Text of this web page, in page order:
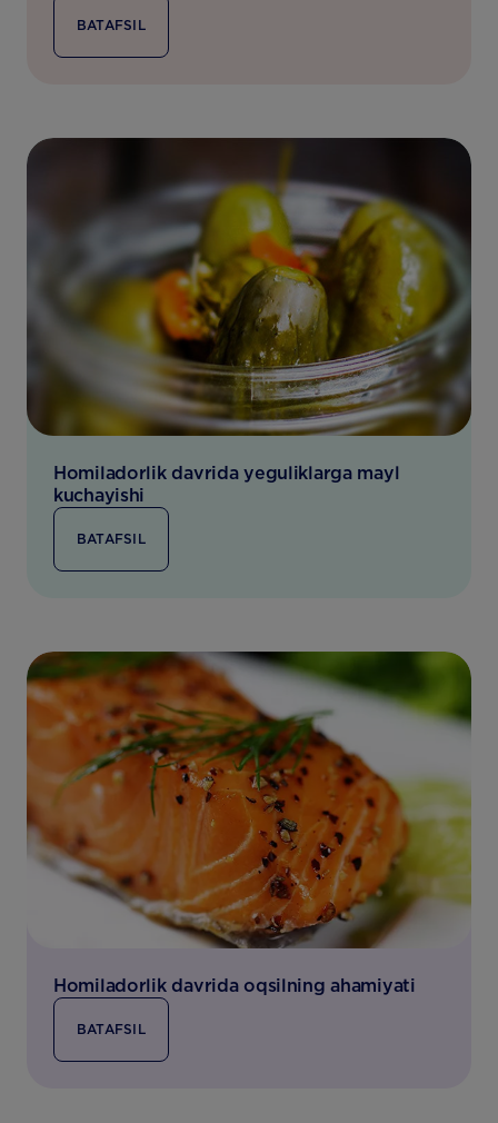
BATAFSIL
Homiladorlik davrida yeguliklarga mayl
kuchayishi
BATAFSIL
Homiladorlik davrida oqsilning ahamiyati
BATAFSIL